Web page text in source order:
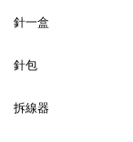
針一盒
針包
拆線器